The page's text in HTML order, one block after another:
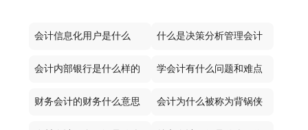
会计信息化用户是什么 什么是决策分析管理会计
会计内部银行是什么样的 学会计有什么问题和难点
财务会计的财务什么意思 会计为什么被称为背锅侠